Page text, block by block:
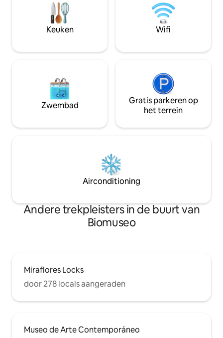
hele stad aan je voeten. ​Je bent op een
steenworp afstand van restaurants van
wereldklasse, levendige cafés, musea en
het legendarische nachtleven van Casco
woonkamer met
zwembad, lift,
niet kunnen
toegestaan, een
Keuken Wifi
Zwembad
Gratis parkeren op
het terrein
Airconditioning
Andere trekpleisters in de buurt van
Biomuseo
Miraflores Locks
door 278 locals aangeraden
Museo de Arte Contemporáneo